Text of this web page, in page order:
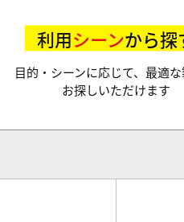
利用シーンから探
目的・シーンに応じて、最適
お探しいただけます